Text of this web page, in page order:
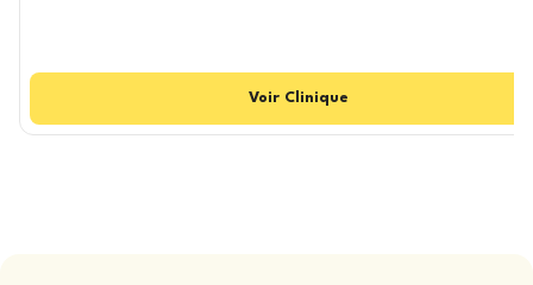
Voir Clinique